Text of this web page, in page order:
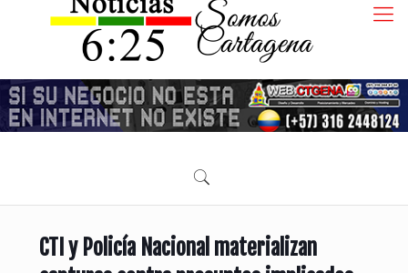
CTI y Policía Nacional materializan